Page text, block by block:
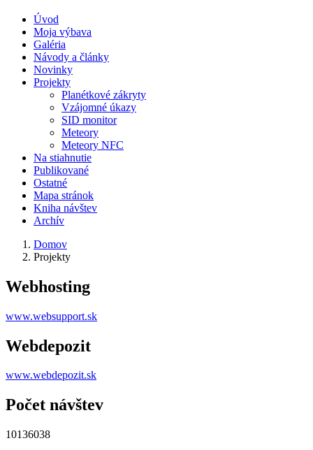
Úvod
Moja výbava
Galéria
Návody a články
Novinky
Projekty
Planétkové zákryty
Vzájomné úkazy
SID monitor
Meteory
Meteory NFC
Na stiahnutie
Publikované
Ostatné
Mapa stránok
Kniha návštev
Archív
Domov
Projekty
Webhosting
www.websupport.sk
Webdepozit
www.webdepozit.sk
Počet návštev
10136038